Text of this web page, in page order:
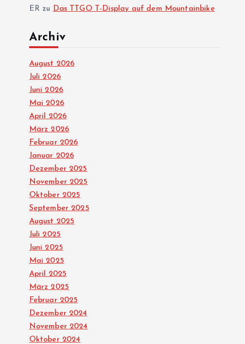
ER zu Das TTGO T-Display auf dem Mountainbike
Archiv
August 2026
Juli 2026
Juni 2026
Mai 2026
April 2026
März 2026
Februar 2026
Januar 2026
Dezember 2025
November 2025
Oktober 2025
September 2025
August 2025
Juli 2025
Juni 2025
Mai 2025
April 2025
März 2025
Februar 2025
Dezember 2024
November 2024
Oktober 2024